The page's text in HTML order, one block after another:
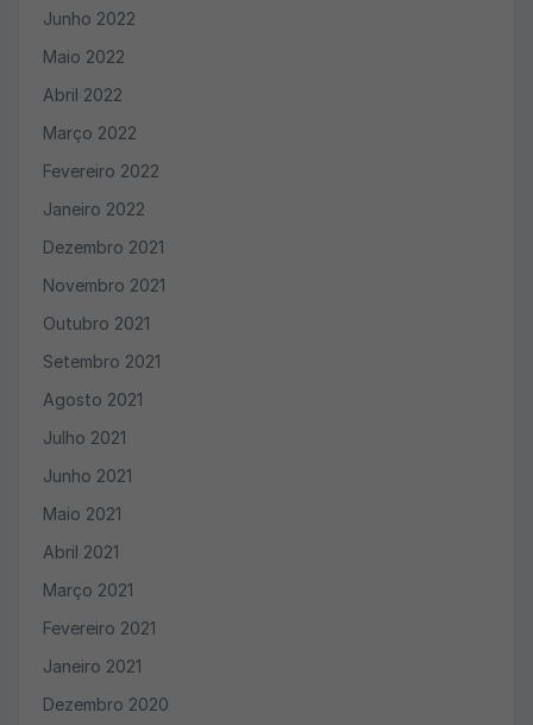
Junho 2022
Maio 2022
Abril 2022
Março 2022
Fevereiro 2022
Janeiro 2022
Dezembro 2021
Novembro 2021
Outubro 2021
Setembro 2021
Agosto 2021
Julho 2021
Junho 2021
Maio 2021
Abril 2021
Março 2021
Fevereiro 2021
Janeiro 2021
Dezembro 2020